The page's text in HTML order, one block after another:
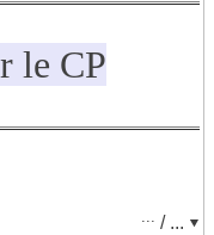
le CP
/ ...